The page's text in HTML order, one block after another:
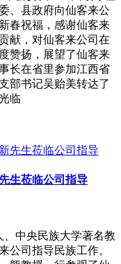
、县政府向仙客来公
春祝福，感谢仙客来
献，对仙客来公司在
赞扬，展望了仙客来
长在省里参加江西省
部书记吴贻美转达了
临
生莅临公司指导
、中央民族大学著名教
公司指导民族工作。